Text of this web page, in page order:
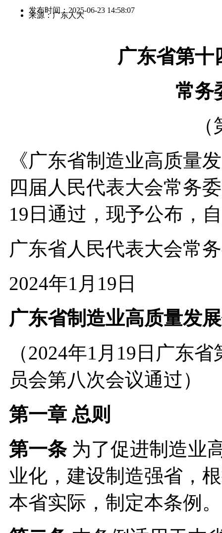
发布时间：2025-06-23 14:58:07
来源：广东人大
广东省第十
常务
《广东省制造业高质量
四届人民代表大会常务
19日通过，现予公布，
广东省人民代表大会常
2024年1月19日
广东省制造业高质量发
（2024年1月19日广东
员会第八次会议通过）
第一章 总则
第一条为了促进制造业
业化，建设制造强省，
本省实际，制定本条例。